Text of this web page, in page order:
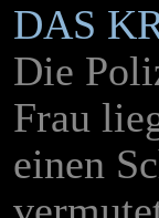
DAS
Die
Frau
einen